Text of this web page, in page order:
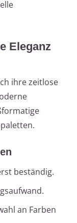
Eleganz
ihre zeitlose
beständig.
an Farben